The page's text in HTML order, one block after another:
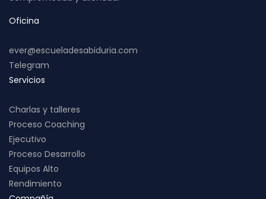
Oficina
ever@escueladesabiduria.com
Telegram
Servicios
Charlas y talleres
Proceso Coaching
Ejecutivo
Proceso Desarrollo
Equipos Alto
Rendimiento